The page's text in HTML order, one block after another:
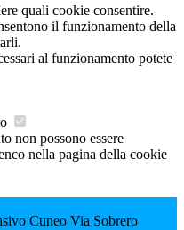
quali cookie consentire.
il funzionamento della
al funzionamento potete
non possono essere
nella pagina della cookie
Cuneo Via Sobrero